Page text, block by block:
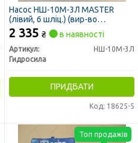
Насос НШ-10М-3Л MASTER
(лівий, 6 шліц.) (вир-во
Гідросила)
2 335 ₴ в наявності
Артикул:
НШ-10М-3Л
Гидросила
ПРИДБАТИ
Код: 18625-5
Топ продажів